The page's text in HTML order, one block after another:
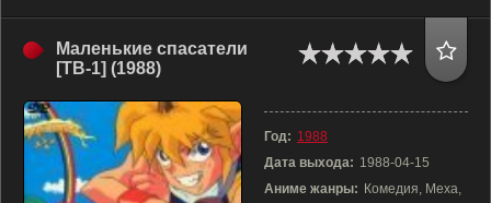
Маленькие спасатели
[ТВ-1] (1988)
Год: 1988
Дата выхода: 1988-04-15
Аниме жанры: Комедия, Меха,